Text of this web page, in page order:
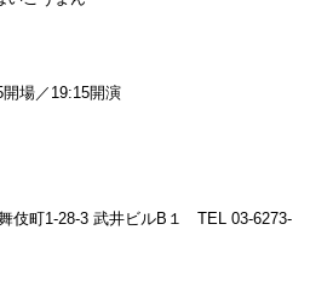
場／19:15開演
伎町1-28-3 武井ビルB１ TEL 03-6273-